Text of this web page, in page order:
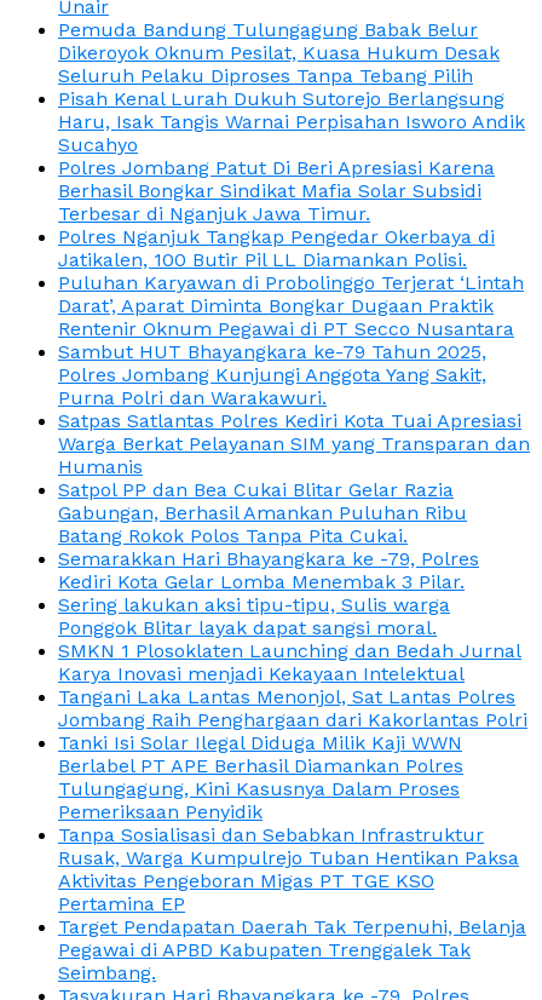
Unair
Pemuda Bandung Tulungagung Babak Belur
Dikeroyok Oknum Pesilat, Kuasa Hukum Desak
Seluruh Pelaku Diproses Tanpa Tebang Pilih
Pisah Kenal Lurah Dukuh Sutorejo Berlangsung
Haru, Isak Tangis Warnai Perpisahan Isworo Andik
Sucahyo
Polres Jombang Patut Di Beri Apresiasi Karena
Berhasil Bongkar Sindikat Mafia Solar Subsidi
Terbesar di Nganjuk Jawa Timur.
Polres Nganjuk Tangkap Pengedar Okerbaya di
Jatikalen, 100 Butir Pil LL Diamankan Polisi.
Puluhan Karyawan di Probolinggo Terjerat ‘Lintah
Darat’, Aparat Diminta Bongkar Dugaan Praktik
Rentenir Oknum Pegawai di PT Secco Nusantara
Sambut HUT Bhayangkara ke-79 Tahun 2025,
Polres Jombang Kunjungi Anggota Yang Sakit,
Purna Polri dan Warakawuri.
Satpas Satlantas Polres Kediri Kota Tuai Apresiasi
Warga Berkat Pelayanan SIM yang Transparan dan
Humanis
Satpol PP dan Bea Cukai Blitar Gelar Razia
Gabungan, Berhasil Amankan Puluhan Ribu
Batang Rokok Polos Tanpa Pita Cukai.
Semarakkan Hari Bhayangkara ke -79, Polres
Kediri Kota Gelar Lomba Menembak 3 Pilar.
Sering lakukan aksi tipu-tipu, Sulis warga
Ponggok Blitar layak dapat sangsi moral.
SMKN 1 Plosoklaten Launching dan Bedah Jurnal
Karya Inovasi menjadi Kekayaan Intelektual
Tangani Laka Lantas Menonjol, Sat Lantas Polres
Jombang Raih Penghargaan dari Kakorlantas Polri
Tanki Isi Solar Ilegal Diduga Milik Kaji WWN
Berlabel PT APE Berhasil Diamankan Polres
Tulungagung, Kini Kasusnya Dalam Proses
Pemeriksaan Penyidik
Tanpa Sosialisasi dan Sebabkan Infrastruktur
Rusak, Warga Kumpulrejo Tuban Hentikan Paksa
Aktivitas Pengeboran Migas PT TGE KSO
Pertamina EP
Target Pendapatan Daerah Tak Terpenuhi, Belanja
Pegawai di APBD Kabupaten Trenggalek Tak
Seimbang.